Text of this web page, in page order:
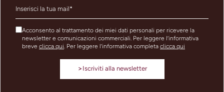
Acconsento al trattamento dei miei dati personali per ricevere la
newsletter e comunicazioni commerciali. Per leggere l’informativa
breve clicca qui. Per leggere l’informativa completa clicca qui
> Iscriviti alla newsletter